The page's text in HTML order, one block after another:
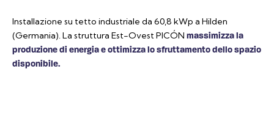
Installazione su tetto industriale da 60,8 kWp a Hilden
(Germania). La struttura Est-Ovest PICÓN massimizza la
produzione di energia e ottimizza lo sfruttamento dello spazio
disponibile.